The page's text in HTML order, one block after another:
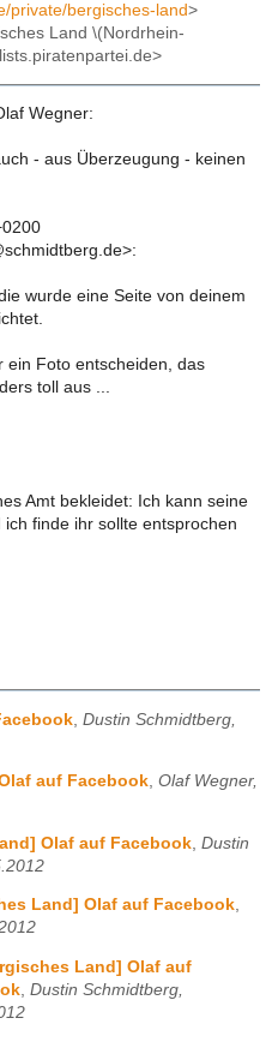
private/bergisches-land>
Land \(Nordrhein-
Wegner:
- aus Überzeugung - keinen
wurde eine Seite von deinem
ein Foto entscheiden, das
toll aus ...
Amt bekleidet: Ich kann seine
finde ihr sollte entsprochen
Dustin Schmidtberg,
auf Facebook, Olaf Wegner,
Olaf auf Facebook Dustin
Land] Olaf auf Facebook,
Land] Olaf auf
Dustin Schmidtberg,